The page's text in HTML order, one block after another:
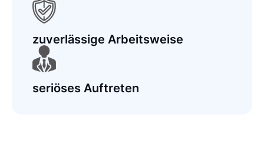
zuverlässige Arbeitsweise
seriöses Auftreten